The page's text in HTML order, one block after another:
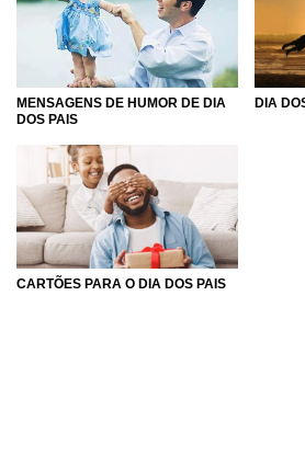
MENSAGENS DE HUMOR DE DIA
DOS PAIS
DIA
CARTÕES PARA O DIA DOS PAIS